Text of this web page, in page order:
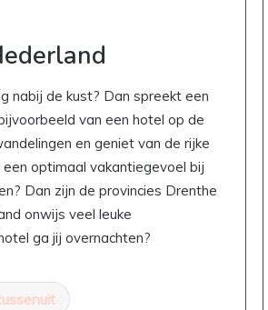
nabij de kust? Dan spreekt een
van een hotel op de
en geniet van de rijke
optimaal vakantiegevoel bij
Dan zijn de provincies Drenthe
onwijs veel leuke
ga jij overnachten?